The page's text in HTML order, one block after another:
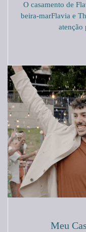
O casamento de
beira-marFlavia e
atenção
Meu